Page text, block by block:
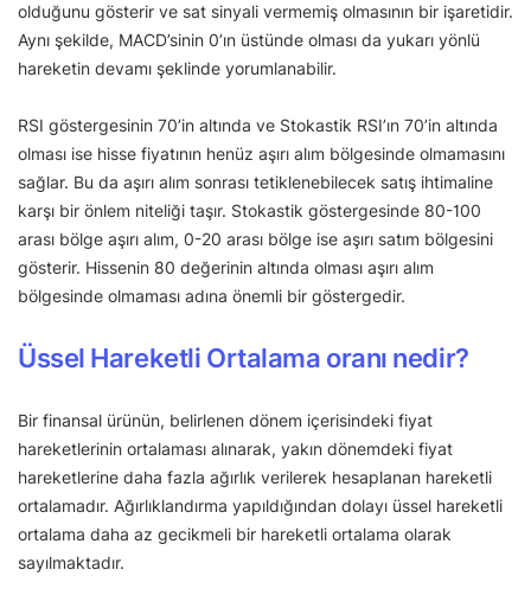
olduğunu gösterir ve sat sinyali vermemiş olmasının bir işaretidir.
Aynı şekilde, MACD’sinin 0’ın üstünde olması da yukarı yönlü
hareketin devamı şeklinde yorumlanabilir.
RSI göstergesinin 70’in altında ve Stokastik RSI’ın 70’in altında
olması ise hisse fiyatının henüz aşırı alım bölgesinde olmamasını
sağlar. Bu da aşırı alım sonrası tetiklenebilecek satış ihtimaline
karşı bir önlem niteliği taşır. Stokastik göstergesinde 80-100
arası bölge aşırı alım, 0-20 arası bölge ise aşırı satım bölgesini
gösterir. Hissenin 80 değerinin altında olması aşırı alım
bölgesinde olmaması adına önemli bir göstergedir.
Üssel Hareketli Ortalama oranı nedir?
Bir finansal ürünün, belirlenen dönem içerisindeki fiyat
hareketlerinin ortalaması alınarak, yakın dönemdeki fiyat
hareketlerine daha fazla ağırlık verilerek hesaplanan hareketli
ortalamadır. Ağırlıklandırma yapıldığından dolayı üssel hareketli
ortalama daha az gecikmeli bir hareketli ortalama olarak
sayılmaktadır.